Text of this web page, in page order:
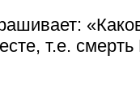
т.е.